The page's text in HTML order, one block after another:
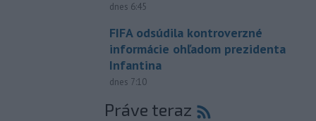
dnes 6:45
FIFA odsúdila kontroverzné
informácie ohľadom prezidenta
Infantina
dnes 7:10
Práve teraz